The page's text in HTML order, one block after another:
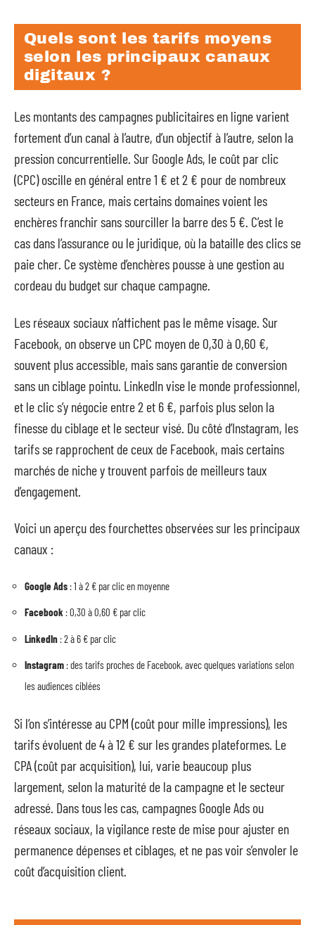
Quels sont les tarifs moyens
selon les principaux canaux
digitaux ?
Les montants des campagnes publicitaires en ligne varient
fortement d’un canal à l’autre, d’un objectif à l’autre, selon la
pression concurrentielle. Sur Google Ads, le coût par clic
(CPC) oscille en général entre 1 € et 2 € pour de nombreux
secteurs en France, mais certains domaines voient les
enchères franchir sans sourciller la barre des 5 €. C’est le
cas dans l’assurance ou le juridique, où la bataille des clics se
paie cher. Ce système d’enchères pousse à une gestion au
cordeau du budget sur chaque campagne.
Les réseaux sociaux n’affichent pas le même visage. Sur
Facebook, on observe un CPC moyen de 0,30 à 0,60 €,
souvent plus accessible, mais sans garantie de conversion
sans un ciblage pointu. LinkedIn vise le monde professionnel,
et le clic s’y négocie entre 2 et 6 €, parfois plus selon la
finesse du ciblage et le secteur visé. Du côté d’Instagram, les
tarifs se rapprochent de ceux de Facebook, mais certains
marchés de niche y trouvent parfois de meilleurs taux
d’engagement.
Voici un aperçu des fourchettes observées sur les principaux
canaux :
Google Ads : 1 à 2 € par clic en moyenne
Facebook : 0,30 à 0,60 € par clic
LinkedIn : 2 à 6 € par clic
Instagram : des tarifs proches de Facebook, avec quelques variations selon
les audiences ciblées
Si l’on s’intéresse au CPM (coût pour mille impressions), les
tarifs évoluent de 4 à 12 € sur les grandes plateformes. Le
CPA (coût par acquisition), lui, varie beaucoup plus
largement, selon la maturité de la campagne et le secteur
adressé. Dans tous les cas, campagnes Google Ads ou
réseaux sociaux, la vigilance reste de mise pour ajuster en
permanence dépenses et ciblages, et ne pas voir s’envoler le
coût d’acquisition client.